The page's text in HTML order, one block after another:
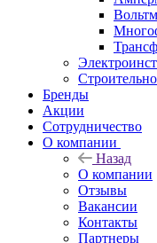
Бренды
Акции
Сотрудничество
О компании
Назад
О компании
Отзывы
Вакансии
Контакты
Партнеры